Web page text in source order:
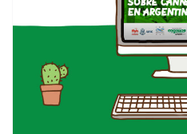
k